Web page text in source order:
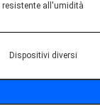
resistente all'umidità
Dispositivi diversi